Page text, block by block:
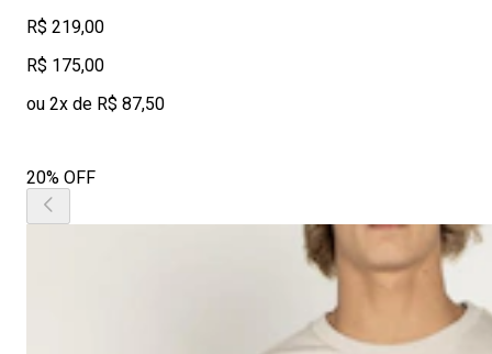
R$ 219,00
R$ 175,00
ou 2x de R$ 87,50
20% OFF